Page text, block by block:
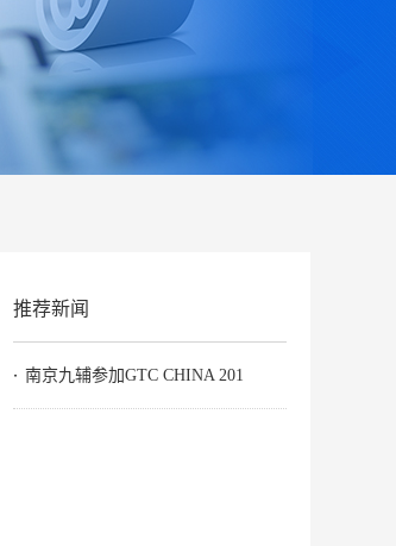
推荐新闻
南京九辅参加GTC CHINA 201